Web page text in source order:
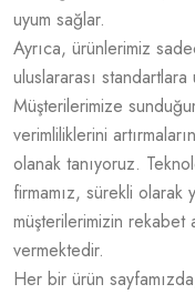
uyum sağlar.
Ayrıca, ürünlerimiz
uluslararası
Müşterilerimize
verimliliklerini
olanak tanıyoruz.
firmamız, sürekli olarak
müşterilerimizin
vermektedir.
Her bir ürün